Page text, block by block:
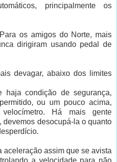
principalmente os
os amigos do Norte, mais
dirigiram usando pedal de
devagar, abaixo dos limites
haja condição de segurança,
ou um pouco acima,
Há mais gente
devemos desocupá-la o quanto
aceleração assim que se avista
a velocidade para não